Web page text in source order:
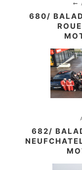
680/
682/